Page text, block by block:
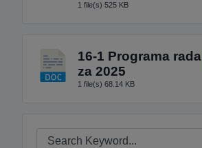
1 file(s) 525 KB
16-1 Programa rada
za 2025
1 file(s) 68.14 KB